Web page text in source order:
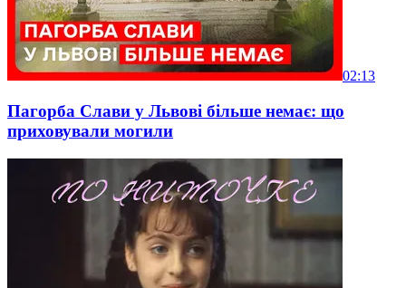
02:13
Пагорба Слави у Львові більше немає: що
приховували могили